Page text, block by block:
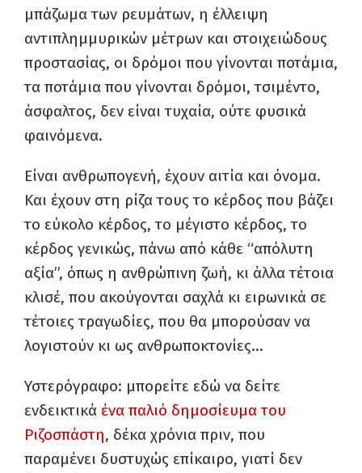
μπάζωμα των ρευμάτων, η έλλειψη
αντιπλημμυρικών μέτρων και στοιχειώδους
προστασίας, οι δρόμοι που γίνονται ποτάμια,
τα ποτάμια που γίνονται δρόμοι, τσιμέντο,
άσφαλτος, δεν είναι τυχαία, ούτε φυσικά
φαινόμενα.
Είναι ανθρωπογενή, έχουν αιτία και όνομα.
Και έχουν στη ρίζα τους το κέρδος που βάζει
το εύκολο κέρδος, το μέγιστο κέρδος, το
κέρδος γενικώς, πάνω από κάθε “απόλυτη
αξία”, όπως η ανθρώπινη ζωή, κι άλλα τέτοια
κλισέ, που ακούγονται σαχλά κι ειρωνικά σε
τέτοιες τραγωδίες, που θα μπορούσαν να
λογιστούν κι ως ανθρωποκτονίες…
Υστερόγραφο: μπορείτε εδώ να δείτε
ενδεικτικά ένα παλιό δημοσίευμα του
Ριζοσπάστη, δέκα χρόνια πριν, που
παραμένει δυστυχώς επίκαιρο, γιατί δεν